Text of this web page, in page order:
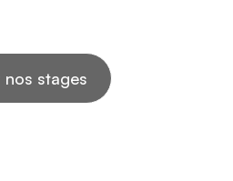
nos stages